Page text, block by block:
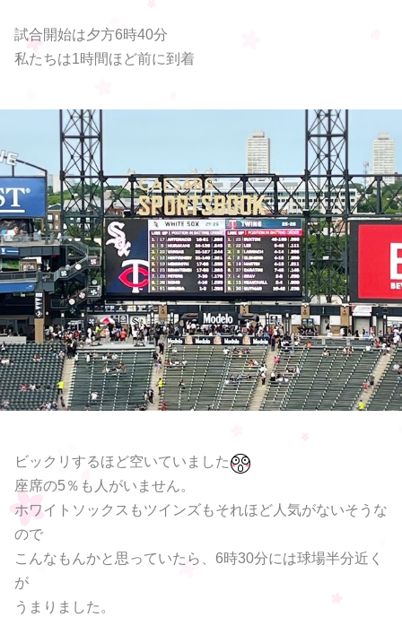
試合開始は夕方6時40分
私たちは1時間ほど前に到着
ビックリするほど空いていました
座席の5％も人がいません。
ホワイトソックスもツインズもそれほど人気がないそうな
ので
こんなもんかと思っていたら、6時30分には球場半分近く
が
うまりました。